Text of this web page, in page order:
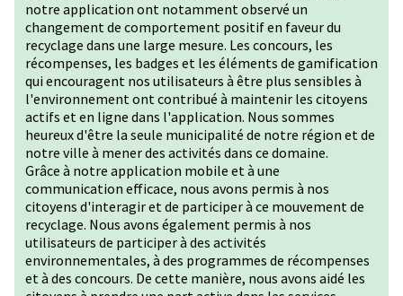
notre application ont notamment observé un
changement de comportement positif en faveur du
recyclage dans une large mesure. Les concours, les
récompenses, les badges et les éléments de gamification
qui encouragent nos utilisateurs à être plus sensibles à
l'environnement ont contribué à maintenir les citoyens
actifs et en ligne dans l'application. Nous sommes
heureux d'être la seule municipalité de notre région et de
notre ville à mener des activités dans ce domaine.
Grâce à notre application mobile et à une
communication efficace, nous avons permis à nos
citoyens d'interagir et de participer à ce mouvement de
recyclage. Nous avons également permis à nos
utilisateurs de participer à des activités
environnementales, à des programmes de récompenses
et à des concours. De cette manière, nous avons aidé les